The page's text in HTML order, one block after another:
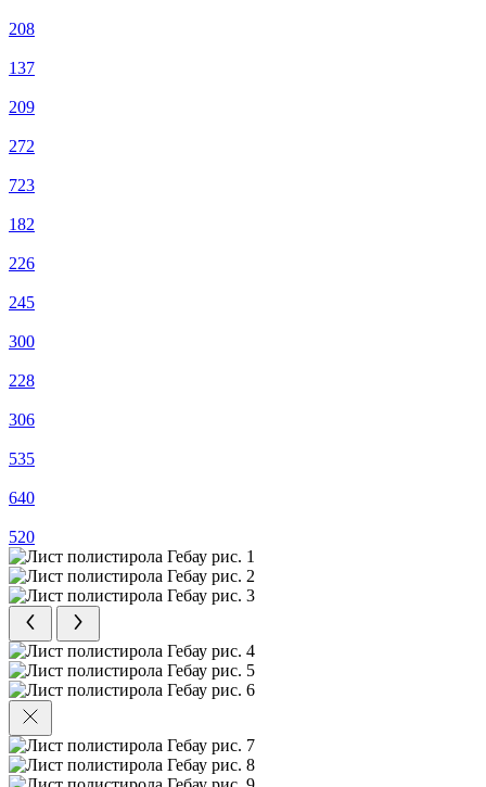
208
137
209
272
723
182
226
245
300
228
306
535
640
520